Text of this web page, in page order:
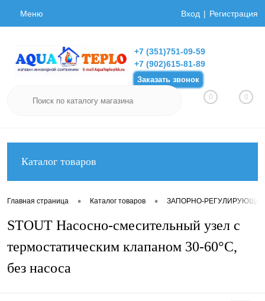
Меню Вход Регистрация
+7 (351)751-09-59
+7 (902)615-81-89
Заказать звонок
0 0
Каталог товаров
Главная страница • Каталог товаров • ЗАПОРНО-
STOUT Насосно-смесительный узел с
термостатическим клапаном 30-60°C,
без насоса